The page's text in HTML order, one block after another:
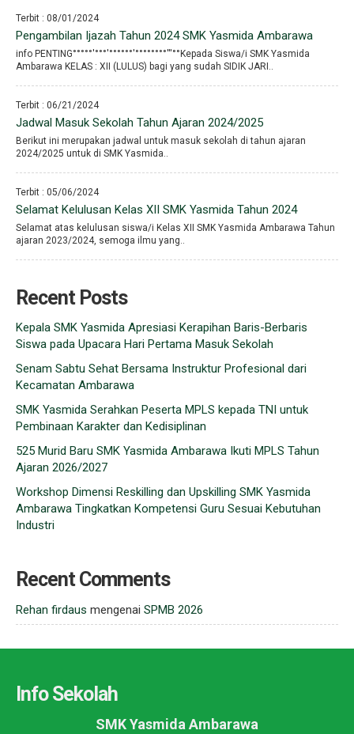
Terbit : 08/01/2024
Pengambilan Ijazah Tahun 2024 SMK Yasmida Ambarawa
info PENTING°°°°°′°°°′°°°°°°′°°°°°°°°′′′°°Kepada Siswa/i SMK Yasmida
Ambarawa KELAS : XII (LULUS) bagi yang sudah SIDIK JARI..
Terbit : 06/21/2024
Jadwal Masuk Sekolah Tahun Ajaran 2024/2025
Berikut ini merupakan jadwal untuk masuk sekolah di tahun ajaran
2024/2025 untuk di SMK Yasmida..
Terbit : 05/06/2024
Selamat Kelulusan Kelas XII SMK Yasmida Tahun 2024
Selamat atas kelulusan siswa/i Kelas XII SMK Yasmida Ambarawa Tahun
ajaran 2023/2024, semoga ilmu yang..
Recent Posts
Kepala SMK Yasmida Apresiasi Kerapihan Baris-Berbaris
Siswa pada Upacara Hari Pertama Masuk Sekolah
Senam Sabtu Sehat Bersama Instruktur Profesional dari
Kecamatan Ambarawa
SMK Yasmida Serahkan Peserta MPLS kepada TNI untuk
Pembinaan Karakter dan Kedisiplinan
525 Murid Baru SMK Yasmida Ambarawa Ikuti MPLS Tahun
Ajaran 2026/2027
Workshop Dimensi Reskilling dan Upskilling SMK Yasmida
Ambarawa Tingkatkan Kompetensi Guru Sesuai Kebutuhan
Industri
Recent Comments
Rehan firdaus mengenai SPMB 2026
Info Sekolah
SMK Yasmida Ambarawa